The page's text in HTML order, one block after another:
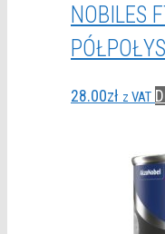
NOBILES
28.00zł z VAT